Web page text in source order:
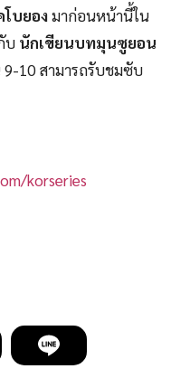
บยองมาก่อนหน้านี้ใน
บ นักเขียนบทมุนซูยอน
9-10 สามารถรับชมซับ
korseries